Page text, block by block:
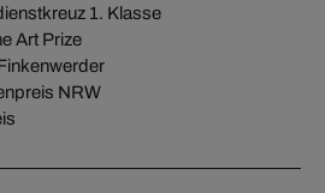
1. Klasse
Art Prize
NRW